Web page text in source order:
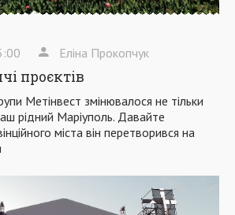
Еліна Прокопчук
проєктів
Метінвест змінювалося не тільки
рідний Маріуполь. Давайте
міста він перетворився на